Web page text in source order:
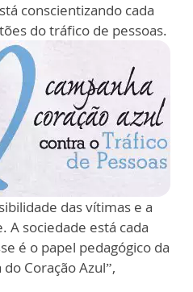
conscientizando cada
do tráfico de pessoas.
das vítimas e a
A sociedade está cada
é o papel pedagógico da
Coração Azul”,